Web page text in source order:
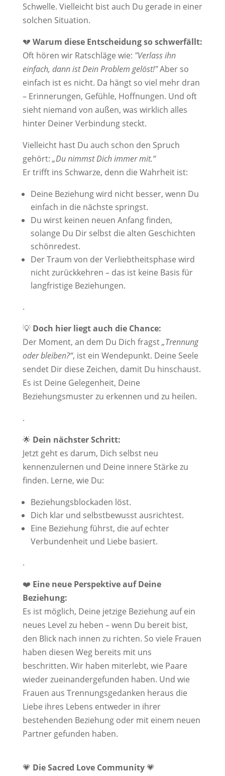
Schwelle. Vielleicht bist auch Du gerade in einer
solchen Situation.
💔 Warum diese Entscheidung so schwerfällt:
Oft hören wir Ratschläge wie: "Verlass ihn
einfach, dann ist Dein Problem gelöst!"Aber so
einfach ist es nicht. Da hängt so viel mehr dran
– Erinnerungen, Gefühle, Hoffnungen. Und oft
sieht niemand von außen, was wirklich alles
hinter Deiner Verbindung steckt.
Vielleicht hast Du auch schon den Spruch
gehört: „Du nimmst Dich immer mit.“
Er trifft ins Schwarze, denn die Wahrheit ist:
Deine Beziehung wird nicht besser, wenn Du
einfach in die nächste springst.
Du wirst keinen neuen Anfang finden,
solange Du Dir selbst die alten Geschichten
schönredest.
Der Traum von der Verliebtheitsphase wird
nicht zurückkehren – das ist keine Basis für
langfristige Beziehungen.
.
💡 Doch hier liegt auch die Chance:
Der Moment, an dem Du Dich fragst„Trennung
oder bleiben?“, ist ein Wendepunkt. Deine Seele
sendet Dir diese Zeichen, damit Du hinschaust.
Es ist Deine Gelegenheit, Deine
Beziehungsmuster zu erkennen und zu heilen.
.
🌟 Dein nächster Schritt:
Jetzt geht es darum, Dich selbst neu
kennenzulernen und Deine innere Stärke zu
finden. Lerne, wie Du:
Beziehungsblockaden löst.
Dich klar und selbstbewusst ausrichtest.
Eine Beziehung führst, die auf echter
Verbundenheit und Liebe basiert.
.
❤️ Eine neue Perspektive auf Deine
Beziehung:
Es ist möglich, Deine jetzige Beziehung auf ein
neues Level zu heben – wenn Du bereit bist,
den Blick nach innen zu richten. So viele Frauen
haben diesen Weg bereits mit uns
beschritten. Wir haben miterlebt, wie Paare
wieder zueinandergefunden haben. Und wie
Frauen aus Trennungsgedanken heraus die
Liebe ihres Lebens entweder in ihrer
bestehenden Beziehung oder mit einem neuen
Partner gefunden haben.
💗 Die Sacred Love Community 💗